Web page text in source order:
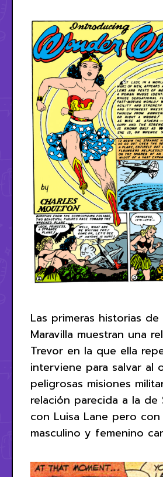
Las primeras historias
Maravilla muestran una
Trevor en la que ella
interviene para salvar al
peligrosas misiones
relación parecida a la de
con Luisa Lane pero
masculino y femenino